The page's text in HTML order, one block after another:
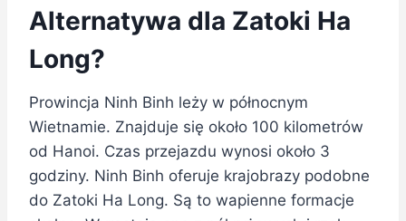
Alternatywa dla Zatoki Ha
Long?
Prowincja Ninh Binh leży w północnym
Wietnamie. Znajduje się około 100 kilometrów
od Hanoi. Czas przejazdu wynosi około 3
godziny. Ninh Binh oferuje krajobrazy podobne
do Zatoki Ha Long. Są to wapienne formacje